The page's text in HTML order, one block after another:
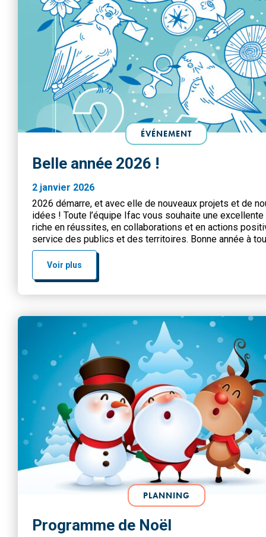
ÉVÉNEMENT
Belle année 2026 !
2 janvier 2026
2026 démarre, et avec elle de nouveaux projets et de
idées ! Toute l’équipe Ifac vous souhaite une excellente
riche en réussites, en collaborations et en actions
service des publics et des territoires. Bonne année à
tous !
Voir plus
PLANNING
Programme de Noël